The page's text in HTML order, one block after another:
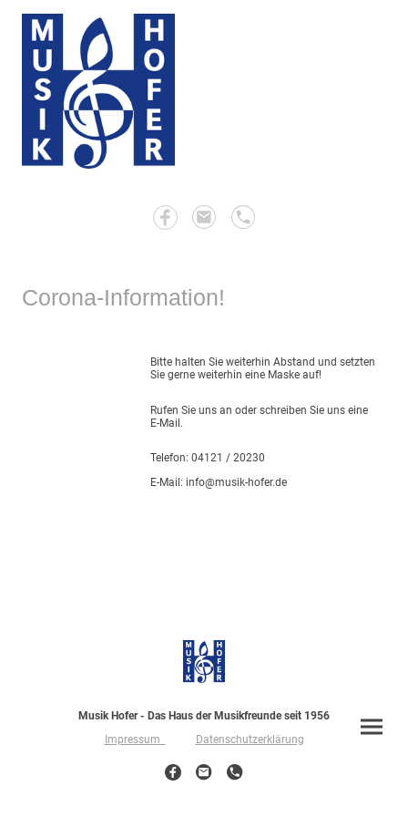
Corona-Information!
Bitte halten Sie weiterhin Abstand und setzten
Sie gerne weiterhin eine Maske auf!
Rufen Sie uns an oder schreiben Sie uns eine
E-Mail.
Telefon: 04121 / 20230
E-Mail: info@musik-hofer.de
Musik Hofer - Das Haus der Musikfreunde seit 1956
Impressum
Datenschutzerklärung